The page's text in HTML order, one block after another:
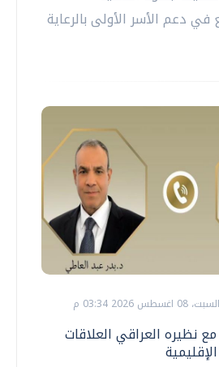
في دعم الأسر الأولى بالرعاية
السبت، 08 اغسطس 2026 03:34 م
مع نظيره العراقي العلاقات